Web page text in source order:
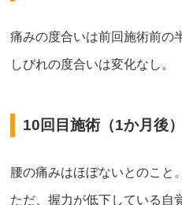
痛みの度合いは前回施術前の
しびれの度合いは変化なし。
10回目施術（1か月後）
腰の痛みはほぼないとのこと
ただ、握力が低下している自